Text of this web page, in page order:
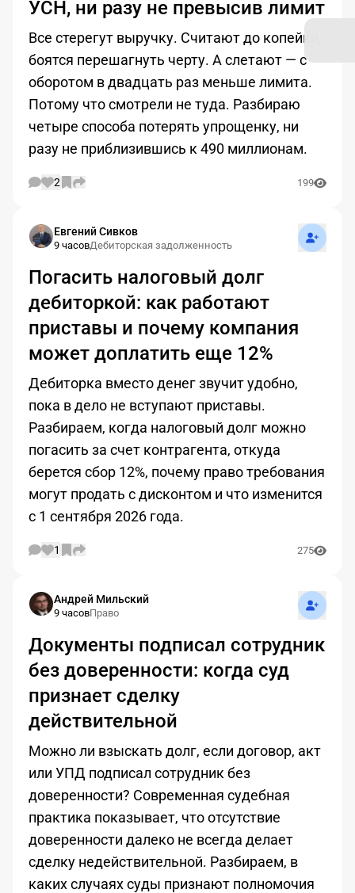
УСН, ни разу не превысив лимит
Все стерегут выручку. Считают до копейки,
боятся перешагнуть черту. А слетают — с
оборотом в двадцать раз меньше лимита.
Потому что смотрели не туда. Разбираю
четыре способа потерять упрощенку, ни
разу не приблизившись к 490 миллионам.
2 199
Евгений Сивков
9 часовДебиторская задолженность
Погасить налоговый долг
дебиторкой: как работают
приставы и почему компания
может доплатить еще 12%
Дебиторка вместо денег звучит удобно,
пока в дело не вступают приставы.
Разбираем, когда налоговый долг можно
погасить за счет контрагента, откуда
берется сбор 12%, почему право требования
могут продать с дисконтом и что изменится
с 1 сентября 2026 года.
1 275
Андрей Мильский
9 часовПраво
Документы подписал сотрудник
без доверенности: когда суд
признает сделку
действительной
Можно ли взыскать долг, если договор, акт
или УПД подписал сотрудник без
доверенности? Современная судебная
практика показывает, что отсутствие
доверенности далеко не всегда делает
сделку недействительной. Разбираем, в
каких случаях суды признают полномочия